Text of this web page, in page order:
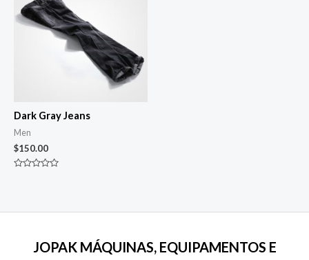
Dark Gray Jeans
Men
$150.00
JOPAK MÁQUINAS, EQUIPAMENTOS E